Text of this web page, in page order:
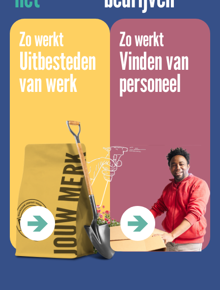
Zo werkt
Uitbesteden
van werk
Zo werkt
Vinden van
personeel